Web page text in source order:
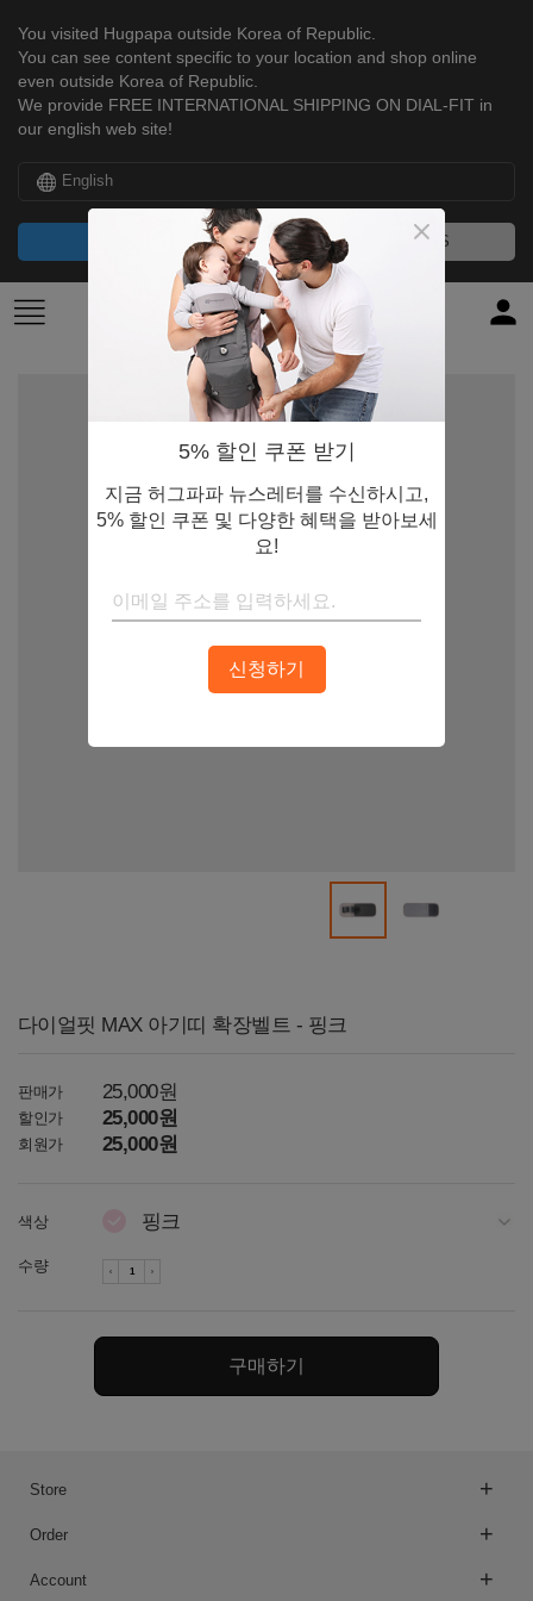
You visited Hugpapa outside Korea of Republic.
You can see content specific to your location and shop online
even outside Korea of Republic.
We provide FREE INTERNATIONAL SHIPPING ON DIAL-FIT in
our english web site!
English
NO, THANKS
다이얼핏 MAX 아기띠 확장벨트 - 핑크
판매가 25,000원
할인가 25,000원
회원가 25,000원
색상
핑크
네이비
수량
구매하기
Store
Order
Account
5% 할인 쿠폰 받기
지금 허그파파 뉴스레터를 수신하시고,
5% 할인 쿠폰 및 다양한 혜택을 받아보세
요!
신청하기